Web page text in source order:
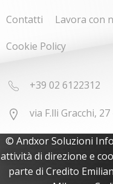
Contatti
Lavora con
Cookie Policy
+39 02 6122312
via F.lli Gracchi,
© Andxor Soluzioni
attività di direzione e
parte di Credito